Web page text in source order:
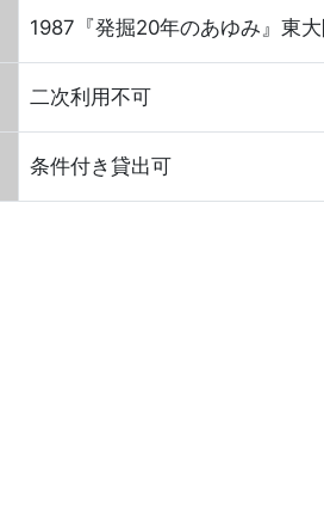
1987『発掘20年のあゆみ』東
二次利用不可
条件付き貸出可